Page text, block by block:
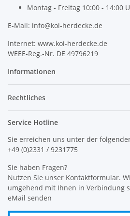
Montag - Freitag 10:00 - 14:00
E-Mail: info@koi-herdecke.de
Internet: www.koi-herdecke.de
WEEE-Reg.-Nr. DE 49796219
Informationen
Rechtliches
Service Hotline
Sie erreichen uns unter der
+49 (0)2331 / 9231775
Sie haben Fragen?
Nutzen Sie unser Kontaktformular.
umgehend mit Ihnen in Verbindung
eMail senden